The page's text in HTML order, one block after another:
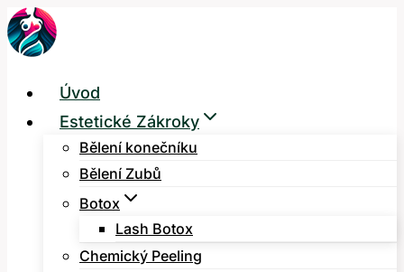
Přeskočit
na
Úvod
Estetické Zákroky
Bělení konečníku
Bělení Zubů
Botox
Lash Botox
Chemický Peeling